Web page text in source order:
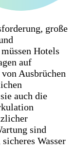
große
Hotels
auf
Ausbrüchen
auch die
sind
Wasser